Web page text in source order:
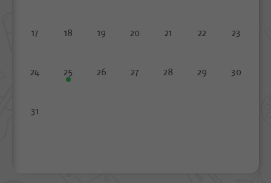
17 18 19 20 21 22 23
24 25 26 27 28 29 30
31